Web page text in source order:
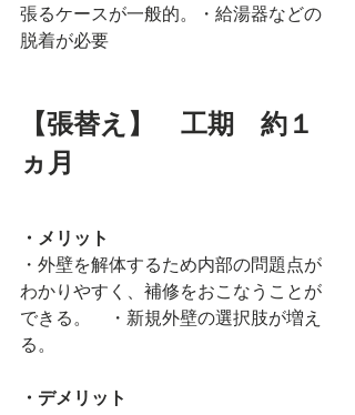
張るケースが一般的。・給湯器などの
脱着が必要
【張替え】　工期　約１
ヵ月
・メリット
・外壁を解体するため内部の問題点が
わかりやすく、補修をおこなうことが
できる。　・新規外壁の選択肢が増え
る。
・デメリット